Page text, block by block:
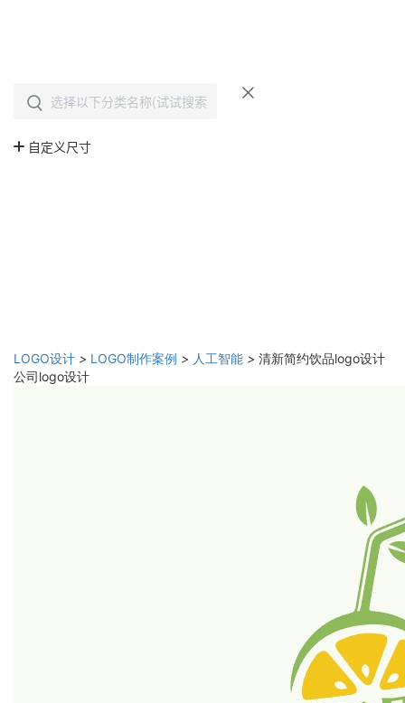
LOGO设计 > LOGO制作案例 > 人工智能 > 清新简约饮品logo设计
公司logo设计